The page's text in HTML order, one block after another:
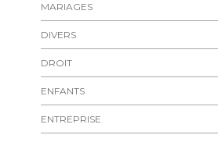
MARIAGES
DIVERS
DROIT
ENFANTS
ENTREPRISE